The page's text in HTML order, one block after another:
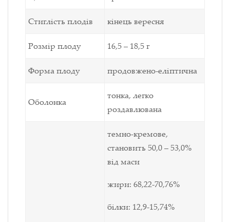
Стиглість плодів кінець вересня
Розмір плоду 16,5 – 18,5 г
Форма плоду продовжено-еліптична
Оболонка
тонка, легко
роздавлювана
темно-кремове,
становить 50,0 – 53,0%
від маси
жири: 68,22-70,76%
білки: 12,9-15,74%